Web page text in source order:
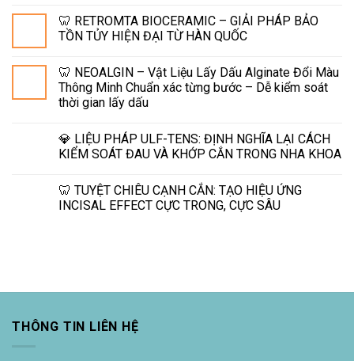
🦷 RETROMTA BIOCERAMIC – GIẢI PHÁP BẢO
TỒN TỦY HIỆN ĐẠI TỪ HÀN QUỐC
🦷 NEOALGIN – Vật Liệu Lấy Dấu Alginate Đổi Màu
Thông Minh Chuẩn xác từng bước – Dễ kiểm soát
thời gian lấy dấu
💎 LIỆU PHÁP ULF-TENS: ĐỊNH NGHĨA LẠI CÁCH
KIỂM SOÁT ĐAU VÀ KHỚP CẮN TRONG NHA KHOA
🦷 TUYỆT CHIÊU CẠNH CẮN: TẠO HIỆU ỨNG
INCISAL EFFECT CỰC TRONG, CỰC SÂU
THÔNG TIN LIÊN HỆ